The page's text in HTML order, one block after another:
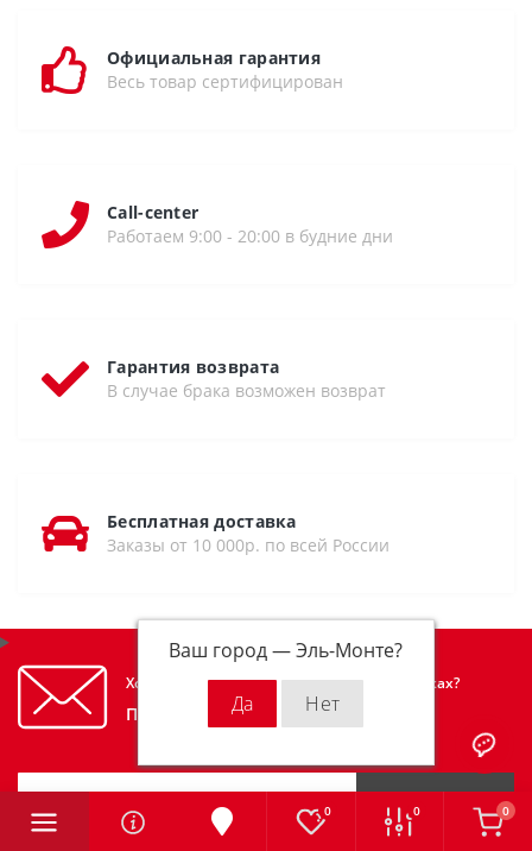
Ваш город —Эль-Монте?
0 0 0
Официальная гарантия
Весь товар сертифицирован
Call-center
Работаем 9:00 - 20:00 в будние дни
Гарантия возврата
В случае брака возможен возврат
Бесплатная доставка
Заказы от 10 000р. по всей России
Хотите узнавать первым об акциях и скидках?
Подпишитесь на нашу рассылку